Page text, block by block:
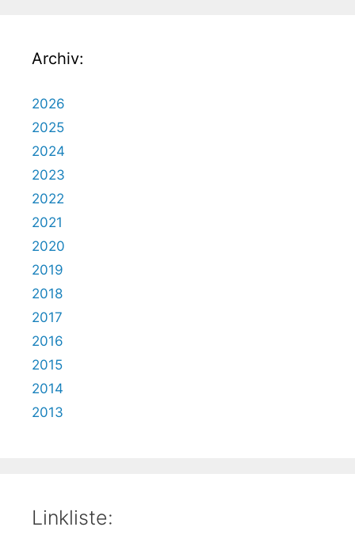
Archiv:
2026
2025
2024
2023
2022
2021
2020
2019
2018
2017
2016
2015
2014
2013
Linkliste: